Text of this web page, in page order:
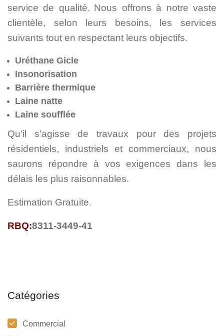
service de qualité. Nous offrons à notre vaste
clientèle, selon leurs besoins, les services
suivants tout en respectant leurs objectifs.
Uréthane Gicle
Insonorisation
Barrière thermique
Laine natte
Laine soufflée
Qu’il s’agisse de travaux pour des projets
résidentiels, industriels et commerciaux, nous
saurons répondre à vos exigences dans les
délais les plus raisonnables.
Estimation Gratuite.
RBQ:8311-3449-41
Catégories
Commercial